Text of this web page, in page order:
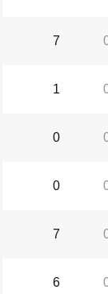
7
1
0
0
7
6